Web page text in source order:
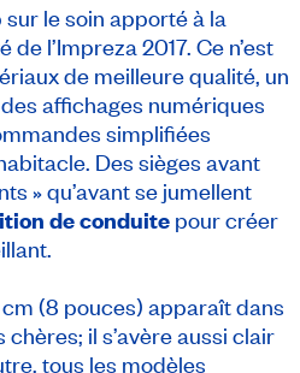
le soin apporté à la
l’Impreza 2017. Ce n’est
de meilleure qualité, un
affichages numériques
simplifiées
Des sièges avant
» qu’avant se jumellent
de conduite pour créer
(8 pouces) apparaît dans
il s’avère aussi clair
tous les modèles